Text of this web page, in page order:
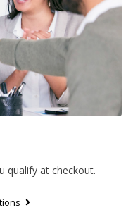
qualify at checkout.